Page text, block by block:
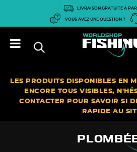
Panneau de gestion des cookies
LIVRAISON GRATUITE À
VOUS AVEZ UNE QUESTION ?
LES PRODUITS DISPONIBLES EN
ENCORE TOUS VISIBLES,
CONTACTER POUR SAVOIR SI
RAPIDE AU